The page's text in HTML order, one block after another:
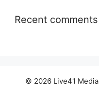
Recent comments
© 2026 Live41 Media